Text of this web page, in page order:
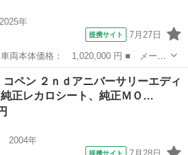
2025年
提携サイト 7月27日
ハイゼットトラック ■ グレード
量： 660cc ■ ドア枚数： 2D ■ ...
ト
コペン ２ｎｄアニバーサリーエディ
正レカロシート、純正ＭＯ…
2004年
提携サイト